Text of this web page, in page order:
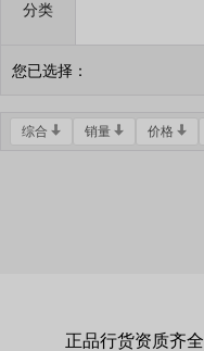
分类
您已选择：
综合 销量 价格
正品行货资质齐全